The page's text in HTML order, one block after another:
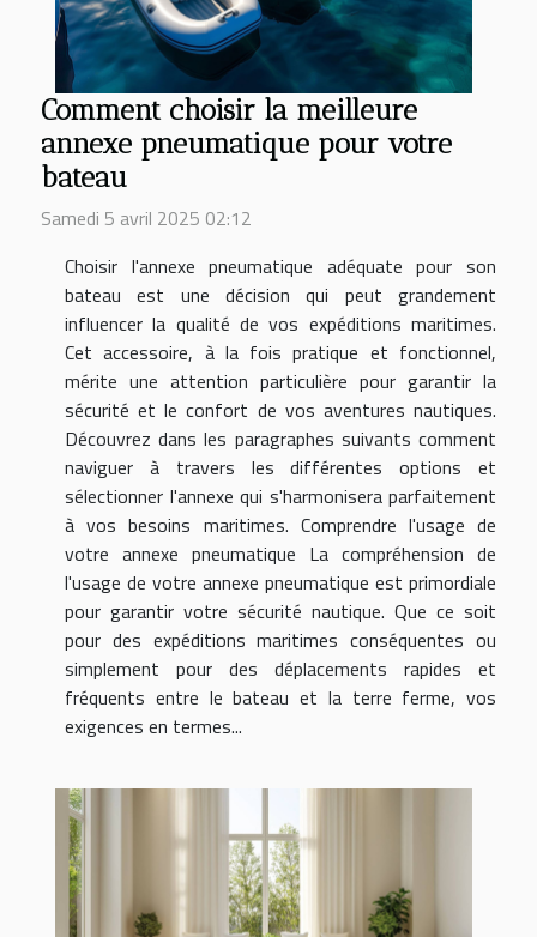
Comment choisir la meilleure
annexe pneumatique pour votre
bateau
Samedi 5 avril 2025 02:12
Choisir l'annexe pneumatique adéquate pour son
bateau est une décision qui peut grandement
influencer la qualité de vos expéditions maritimes.
Cet accessoire, à la fois pratique et fonctionnel,
mérite une attention particulière pour garantir la
sécurité et le confort de vos aventures nautiques.
Découvrez dans les paragraphes suivants comment
naviguer à travers les différentes options et
sélectionner l'annexe qui s'harmonisera parfaitement
à vos besoins maritimes. Comprendre l'usage de
votre annexe pneumatique La compréhension de
l'usage de votre annexe pneumatique est primordiale
pour garantir votre sécurité nautique. Que ce soit
pour des expéditions maritimes conséquentes ou
simplement pour des déplacements rapides et
fréquents entre le bateau et la terre ferme, vos
exigences en termes...